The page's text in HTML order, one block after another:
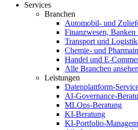
Services
Branchen
Automobil- und
Finanzwesen, Banken
Transport und Logistik
Chemie- und
Handel und E-
Alle Branchen ansehen
Leistungen
Datenplattform-
AI-Governance-
MLOps-Beratung
KI-Beratung
KI-Portfolio-